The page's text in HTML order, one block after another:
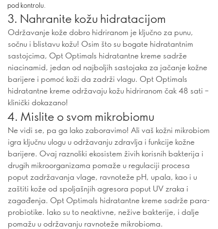
pod kontrolu.
3. Nahranite kožu hidratacijom
Održavanje kože dobro hidriranom je ključno za punu,
sočnu i blistavu kožu! Osim što su bogate hidratantnim
sastojcima, Opt Optimals hidratantne kreme sadrže
niacinamid, jedan od najboljih sastojaka za jačanje kožne
barijere i pomoć koži da zadrži vlagu. Opt Optimals
hidratantne kreme održavaju kožu hidriranom čak 48 sati –
klinički dokazano!
4. Mislite o svom mikrobiomu
Ne vidi se, pa ga lako zaboravimo! Ali vaš kožni mikrobiom
igra ključnu ulogu u održavanju zdravlja i funkcije kožne
barijere. Ovaj raznoliki ekosistem živih korisnih bakterija i
drugih mikroorganizama pomaže u regulaciji procesa
poput zadržavanja vlage, ravnoteže pH, upala, kao i u
zaštiti kože od spoljašnjih agresora poput UV zraka i
zagađenja. Opt Optimals hidratantne kreme sadrže para-
probiotike. Iako su to neaktivne, nežive bakterije, i dalje
pomažu u održavanju ravnoteže mikrobioma.